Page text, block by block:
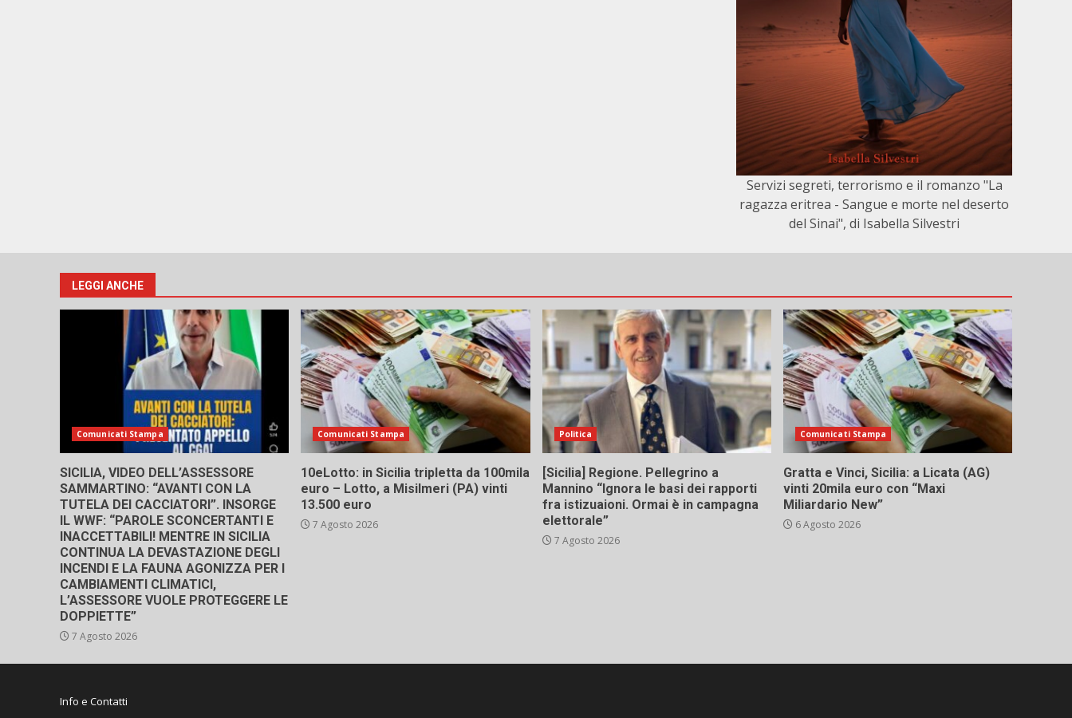
Servizi segreti, terrorismo e il romanzo "La
ragazza eritrea - Sangue e morte nel deserto
del Sinai", di Isabella Silvestri
LEGGI ANCHE
Comunicati Stampa
SICILIA, VIDEO DELL’ASSESSORE
SAMMARTINO: “AVANTI CON LA
TUTELA DEI CACCIATORI”. INSORGE
IL WWF: “PAROLE SCONCERTANTI E
INACCETTABILI! MENTRE IN SICILIA
CONTINUA LA DEVASTAZIONE DEGLI
INCENDI E LA FAUNA AGONIZZA PER I
CAMBIAMENTI CLIMATICI,
L’ASSESSORE VUOLE PROTEGGERE LE
DOPPIETTE”
7 Agosto 2026
Comunicati Stampa
10eLotto: in Sicilia tripletta da 100mila
euro – Lotto, a Misilmeri (PA) vinti
13.500 euro
7 Agosto 2026
Politica
[Sicilia] Regione. Pellegrino a
Mannino “Ignora le basi dei rapporti
fra istizuaioni. Ormai è in campagna
elettorale”
7 Agosto 2026
Comunicati Stampa
Gratta e Vinci, Sicilia: a Licata (AG)
vinti 20mila euro con “Maxi
Miliardario New”
6 Agosto 2026
Info e Contatti